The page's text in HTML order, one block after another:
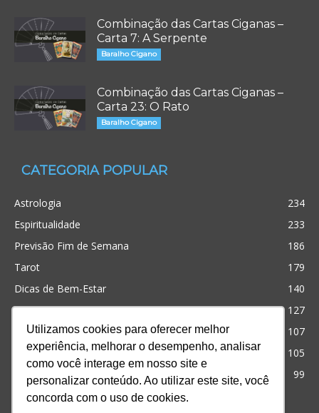
Utilizamos cookies para oferecer melhor
experiência, melhorar o desempenho, analisar
como você interage em nosso site e
personalizar conteúdo. Ao utilizar este site, você
concorda com o uso de cookies.
Combinação das Cartas Ciganas –
Carta 7: A Serpente
Baralho Cigano
Combinação das Cartas Ciganas –
Carta 23: O Rato
Baralho Cigano
CATEGORIA POPULAR
Astrologia
234
Espiritualidade
233
Previsão Fim de Semana
186
Tarot
179
Dicas de Bem-Estar
140
Cristianismo
127
Simpatias
107
Significado dos sonhos
105
99